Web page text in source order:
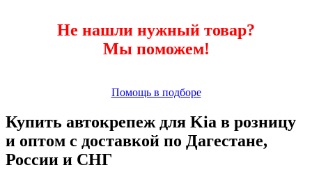
Не нашли нужный товар?
Мы поможем!
Помощь в подборе
Купить автокрепеж для Kia в розницу
и оптом с доставкой по Дагестане,
России и СНГ